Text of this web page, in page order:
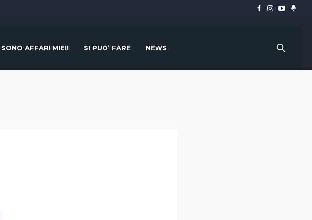
SONO AFFARI MIEI! SI PUO’ FARE NEWS